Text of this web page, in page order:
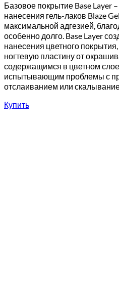
Базовое покрытие Base Layer
нанесения гель-лаков Blaze
максимальной адгезией,
особенно долго. Base Layer
нанесения цветного
ногтевую пластину от
содержащимся в цветном
испытывающим проблемы с
отслаиванием или
Купить